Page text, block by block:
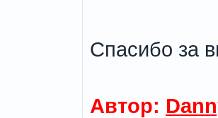
Спасибо за
Автор: